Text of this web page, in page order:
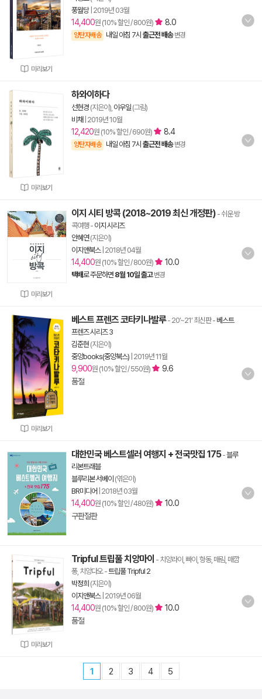
미리보기
풍월당| 2019년 03월
14,400원 (10% 할인 / 800원) 8.0
양탄자배송 내일 아침 7시 출근전 배송 변경
미리보기
하와이하다
선현경 (지은이), 이우일 (그림)
비채 2019년 10월
12,420원 (10% 할인 / 690원) 8.4
양탄자배송 내일 아침 7시 출근전 배송 변경
미리보기
이지 시티 방콕 (2018~2019 최신 개정판) - 쉬운 방
콕여행- 이지 시리즈
안혜연(지은이)
이지앤북스| 2018년 04월
14,400원 (10% 할인 / 800원) 10.0
택배로 주문하면 8월 10일 출고 변경
미리보기
베스트 프렌즈 코타키나발루- 20’~21’ 최신판- 베스트
프렌즈 시리즈 3
김준현 (지은이)
중앙books(중앙북스) 2019년 11월
9,900원 (10% 할인 / 550원)
9.6
품절
대한민국 베스트셀러 여행지 + 전국맛집 175-블루
리본트래블
블루리본 서베이 (엮은이)
BR미디어 2018년 03월
14,400원 (10% 할인 / 480원)
10.0
구판절판
미리보기
Tripful 트립풀 치앙마이 - 치앙라이, 빠이, 항동, 매림, 매깜
퐁, 치앙다오-트립풀 Tripful 2
박정희 (지은이)
이지앤북스| 2019년 06월
14,400원 (10% 할인 / 800원)
10.0
품절
1 2 3 4 5